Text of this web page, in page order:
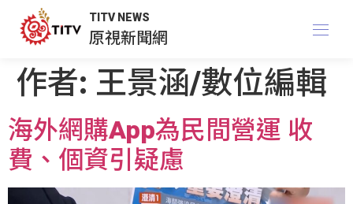
TITV NEWS
原視新聞網
作者: 王景涵/數位編輯
海外網購App為民間營運 收
費、個資引疑慮